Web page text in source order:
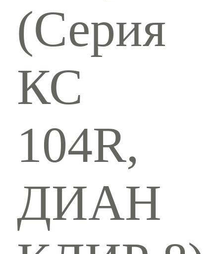
(Серия
КС
104R,
ДИАН